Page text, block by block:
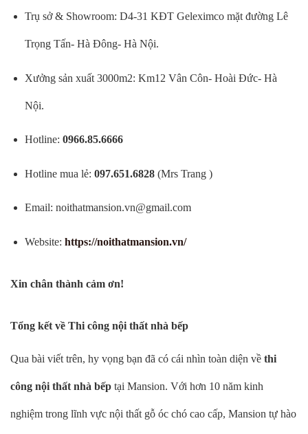
Trụ sở & Showroom: D4-31 KĐT Geleximco mặt đường Lê
Trọng Tấn- Hà Đông- Hà Nội.
Xưởng sản xuất 3000m2: Km12 Vân Côn- Hoài Đức- Hà
Nội.
Hotline: 0966.85.6666
Hotline mua lẻ: 097.651.6828(Mrs Trang )
Email: noithatmansion.vn@gmail.com
Website: https://noithatmansion.vn/
Xin chân thành cảm ơn!
Tổng kết về Thi công nội thất nhà bếp
Qua bài viết trên, hy vọng bạn đã có cái nhìn toàn diện về thi
công nội thất nhà bếp tại Mansion. Với hơn 10 năm kinh
nghiệm trong lĩnh vực nội thất gỗ óc chó cao cấp, Mansion tự hào